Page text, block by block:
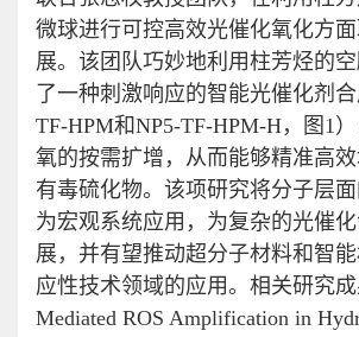
微球进行可控高效光催化氧化方
展。该团队巧妙地利用柱芳烃的
了一种刺激响应的智能光催化剂
TF-HPM和NP5-TF-HPM-H，图1
氧的按需扩增，从而能够精准高
有毒硫化物。该项研究将分子层
为宏观系统应用，为复杂的光催
展，并有望推动超分子材料和智
应性技术领域的应用。相关研究成
Mediated ROS Amplification in